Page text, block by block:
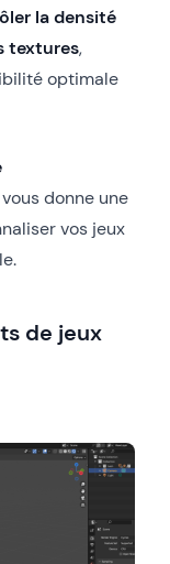
la densité
textures,
optimale
donne une
vos jeux
de jeux